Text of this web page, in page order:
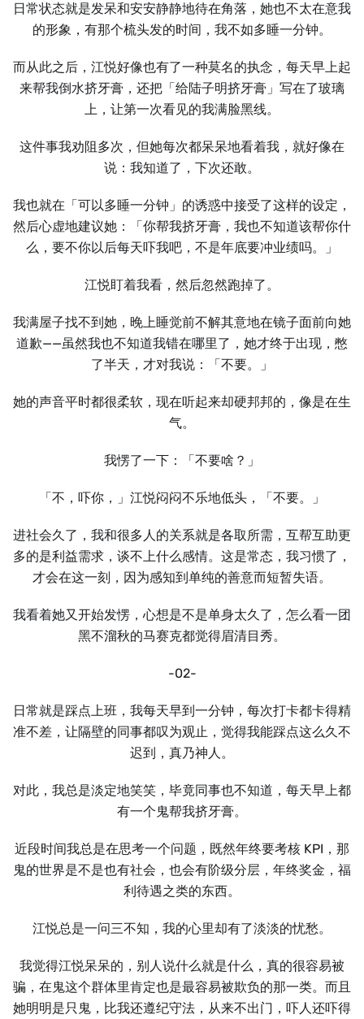
日常状态就是发呆和安安静静地待在角落，她也不太在意我
的形象，有那个梳头发的时间，我不如多睡一分钟。
而从此之后，江悦好像也有了一种莫名的执念，每天早上起
来帮我倒水挤牙膏，还把「给陆子明挤牙膏」写在了玻璃
上，让第一次看见的我满脸黑线。
这件事我劝阻多次，但她每次都呆呆地看着我，就好像在
说：我知道了，下次还敢。
我也就在「可以多睡一分钟」的诱惑中接受了这样的设定，
然后心虚地建议她：「你帮我挤牙膏，我也不知道该帮你什
么，要不你以后每天吓我吧，不是年底要冲业绩吗。」
江悦盯着我看，然后忽然跑掉了。
我满屋子找不到她，晚上睡觉前不解其意地在镜子面前向她
道歉——虽然我也不知道我错在哪里了，她才终于出现，憋
了半天，才对我说：「不要。」
她的声音平时都很柔软，现在听起来却硬邦邦的，像是在生
气。
我愣了一下：「不要啥？」
「不，吓你，」江悦闷闷不乐地低头，「不要。」
进社会久了，我和很多人的关系就是各取所需，互帮互助更
多的是利益需求，谈不上什么感情。这是常态，我习惯了，
才会在这一刻，因为感知到单纯的善意而短暂失语。
我看着她又开始发愣，心想是不是单身太久了，怎么看一团
黑不溜秋的马赛克都觉得眉清目秀。
-02-
日常就是踩点上班，我每天早到一分钟，每次打卡都卡得精
准不差，让隔壁的同事都叹为观止，觉得我能踩点这么久不
迟到，真乃神人。
对此，我总是淡定地笑笑，毕竟同事也不知道，每天早上都
有一个鬼帮我挤牙膏。
近段时间我总是在思考一个问题，既然年终要考核 KPI，那
鬼的世界是不是也有社会，也会有阶级分层，年终奖金，福
利待遇之类的东西。
江悦总是一问三不知，我的心里却有了淡淡的忧愁。
我觉得江悦呆呆的，别人说什么就是什么，真的很容易被
骗，在鬼这个群体里肯定也是最容易被欺负的那一类。而且
她明明是只鬼，比我还遵纪守法，从来不出门，吓人还吓得